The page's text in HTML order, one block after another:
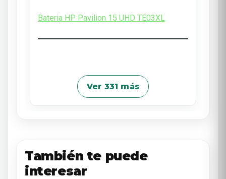
Bateria HP Pavilion 15 UHD TE03XL
Ver 331 más
También te puede
interesar